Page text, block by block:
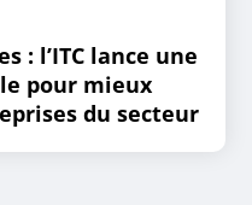
: l’ITC lance une
pour mieux
du secteur